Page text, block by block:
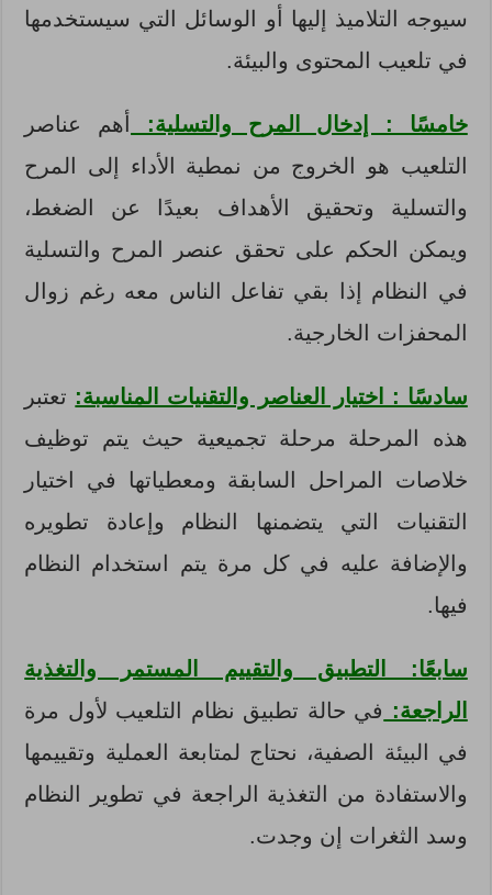
سيوجه التلاميذ إليها أو الوسائل التي سيستخدمها
في تلعيب المحتوى والبيئة.
خامسًا : إدخال المرح والتسلية:
أهم عناصر
التلعيب هو الخروج من نمطية الأداء إلى المرح
والتسلية وتحقيق الأهداف بعيدًا عن الضغط،
ويمكن الحكم على تحقق عنصر المرح والتسلية
في النظام إذا بقي تفاعل الناس معه رغم زوال
المحفزات الخارجية.
سادسًا : اختيار العناصر والتقنيات المناسبة: تعتبر
هذه المرحلة مرحلة تجميعية حيث يتم توظيف
خلاصات المراحل السابقة ومعطياتها في اختيار
التقنيات التي يتضمنها النظام وإعادة تطويره
والإضافة عليه في كل مرة يتم استخدام النظام
فيها.
سابعًا: التطبيق والتقييم المستمر والتغذية
الراجعة: في حالة تطبيق نظام التلعيب لأول مرة
في البيئة الصفية، نحتاج لمتابعة العملية وتقييمها
والاستفادة من التغذية الراجعة في تطوير النظام
وسد الثغرات إن وجدت.